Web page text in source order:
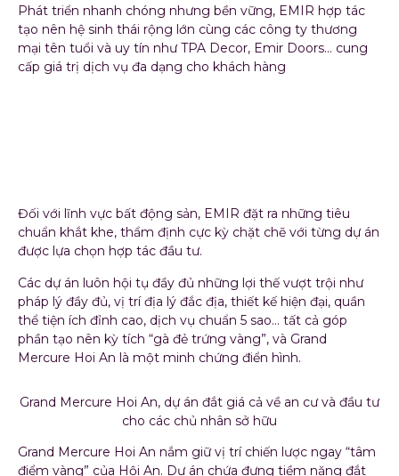
Phát triển nhanh chóng nhưng bền vững, EMIR hợp tác
tạo nên hệ sinh thái rộng lớn cùng các công ty thương
mại tên tuổi và uy tín như TPA Decor, Emir Doors… cung
cấp giá trị dịch vụ đa dạng cho khách hàng
Đối với lĩnh vực bất động sản, EMIR đặt ra những tiêu
chuẩn khắt khe, thẩm định cực kỳ chặt chẽ với từng dự án
được lựa chọn hợp tác đầu tư.
Các dự án luôn hội tụ đầy đủ những lợi thế vượt trội như
pháp lý đầy đủ, vị trí địa lý đắc địa, thiết kế hiện đại, quần
thể tiện ích đỉnh cao, dịch vụ chuẩn 5 sao… tất cả góp
phần tạo nên kỳ tích “gà đẻ trứng vàng”, và Grand
Mercure Hoi An là một minh chứng điển hình.
Grand Mercure Hoi An, dự án đắt giá cả về an cư và đầu tư
cho các chủ nhân sở hữu
Grand Mercure Hoi An nắm giữ vị trí chiến lược ngay “tâm
điểm vàng” của Hội An. Dự án chứa đựng tiềm năng đắt